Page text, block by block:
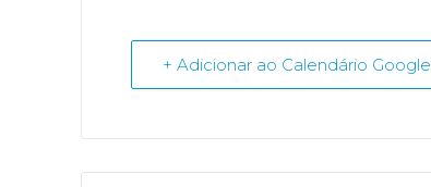
+ Adicionar ao Calendário Google